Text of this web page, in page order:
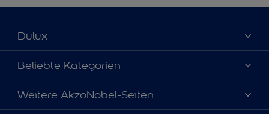
Dulux
Über uns
Farbgenauigkeit
Kontaktieren Sie uns
Beliebte Kategorien
Dulux Farben
Farbe des Jahres
Weitere AkzoNobel-Seiten